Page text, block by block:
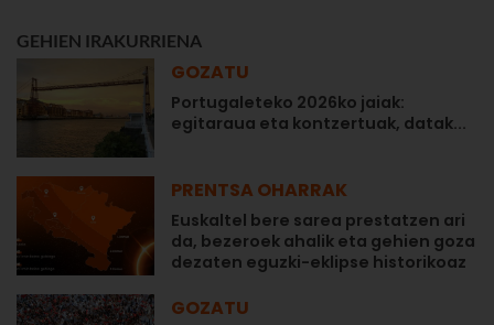
GEHIEN IRAKURRIENA
GOZATU
Portugaleteko 2026ko jaiak:
egitaraua eta kontzertuak, datak...
PRENTSA OHARRAK
Euskaltel bere sarea prestatzen ari
da, bezeroek ahalik eta gehien goza
dezaten eguzki-eklipse historikoaz
GOZATU